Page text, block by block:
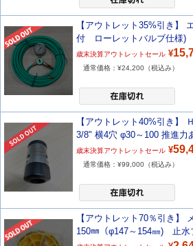
【アウトレット35%引き】
付 ローレットバルブ仕様)
歳末決算アウトレットセール ¥
通常価格：¥24,200 （税込み）
【アウトレット40%引き】
3/8" 横4穴 φ30～100 推進力
歳末決算アウトレットセール ¥
通常価格：¥99,000 （税込み）
【アウトレット70％引き】
150㎜（φ147～154㎜) 止水